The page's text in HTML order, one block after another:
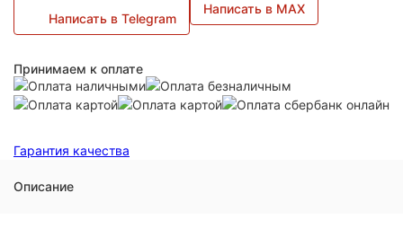
Написать в Telegram
Написать в MAX
Принимаем к оплате
Гарантия качества
Описание